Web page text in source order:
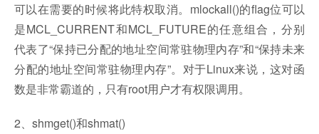
可以在需要的时候将此特权取消。mlockall()的flag位可以
是MCL_CURRENT和MCL_FUTURE的任意组合，分别
代表了“保持已分配的地址空间常驻物理内存”和“保持未来
分配的地址空间常驻物理内存”。对于Linux来说，这对函
数是非常霸道的，只有root用户才有权限调用。
2、shmget()和shmat()